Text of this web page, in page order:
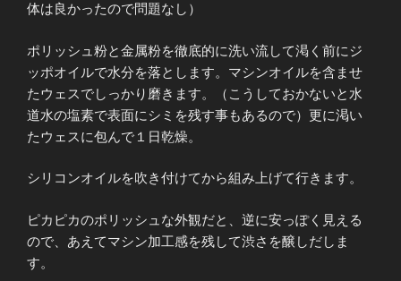
体は良かったので問題なし）
ポリッシュ粉と金属粉を徹底的に洗い流して渇く前にジ
ッポオイルで水分を落とします。マシンオイルを含ませ
たウェスでしっかり磨きます。（こうしておかないと水
道水の塩素で表面にシミを残す事もあるので）更に渇い
たウェスに包んで１日乾燥。
シリコンオイルを吹き付けてから組み上げて行きます。
ピカピカのポリッシュな外観だと、逆に安っぽく見える
ので、あえてマシン加工感を残して渋さを醸しだしま
す。